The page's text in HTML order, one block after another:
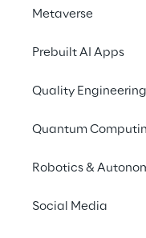
Metaverse
Prebuilt AI Apps
Quality Engineering
Quantum
Robotics &
Social Media
O que
Agora
definir